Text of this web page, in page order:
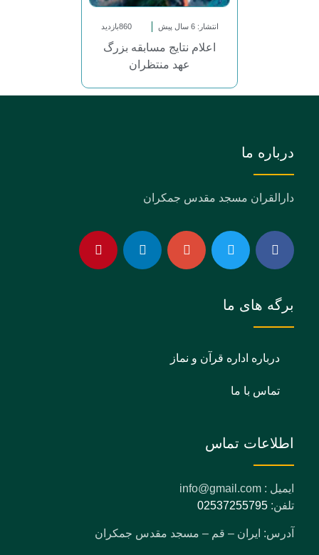
انتشار: 6 سال پیش 860بازدید
اعلام نتایج مسابقه بزرگ
عهد منتظران
درباره ما
دارالقران مسجد مقدس جمکران
برگه های ما
درباره اداره قرآن و نماز
تماس با ما
اطلاعات تماس
ایمیل : info@gmail.com
تلفن: 02537255795
آدرس: ایران – قم – مسجد مقدس جمکران